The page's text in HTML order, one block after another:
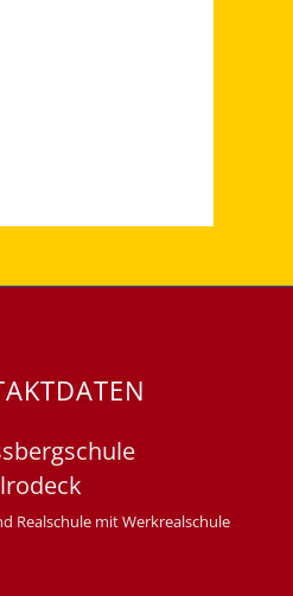
Realschule mit Werkrealschule